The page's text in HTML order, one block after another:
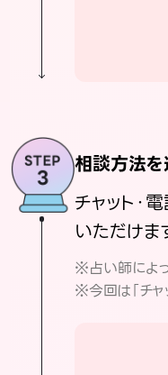
相談方法
チャット・
いただけま
※占い師によ
※今回は「チャ